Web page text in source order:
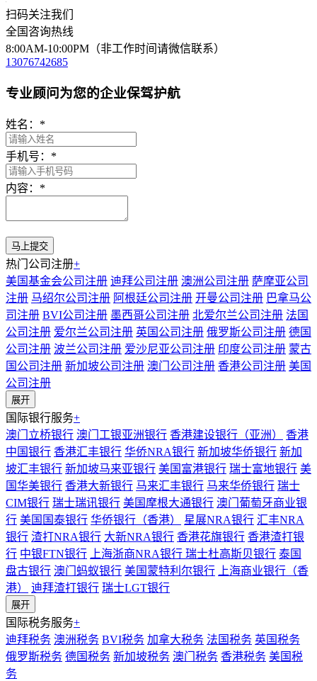
扫码关注我们
全国咨询热线
8:00AM-10:00PM（非工作时间请微信联系）
13076742685
专业顾问为您的企业保驾护航
姓名： *
手机号： *
内容： *
热门公司注册+
美国基金会公司注册 迪拜公司注册 澳洲公司注册 萨摩亚公司
注册 马绍尔公司注册 阿根廷公司注册 开曼公司注册 巴拿马公
司注册 BVI公司注册 墨西哥公司注册 北爱尔兰公司注册 法国
公司注册 爱尔兰公司注册 英国公司注册 俄罗斯公司注册 德国
公司注册 波兰公司注册 爱沙尼亚公司注册 印度公司注册 蒙古
国公司注册 新加坡公司注册 澳门公司注册 香港公司注册 美国
公司注册
展开
国际银行服务+
澳门立桥银行 澳门工银亚洲银行 香港建设银行（亚洲）
香港
中国银行 香港汇丰银行 华侨NRA银行 新加坡华侨银行 新加
坡汇丰银行 新加坡马来亚银行 美国富港银行 瑞士富地银行 美
国华美银行 香港大新银行 马来汇丰银行 马来华侨银行 瑞士
CIM银行 瑞士瑞讯银行 美国摩根大通银行 澳门葡萄牙商业银
行 美国国泰银行 华侨银行（香港） 星展NRA银行 汇丰NRA
银行 渣打NRA银行 大新NRA银行 香港花旗银行 香港渣打银
行 中银FTN银行 上海浙商NRA银行 瑞士杜高斯贝银行 泰国
盘古银行 澳门蚂蚁银行 美国蒙特利尔银行
上海商业银行（香
港）
迪拜渣打银行 瑞士LGT银行
展开
国际税务服务+
迪拜税务 澳洲税务 BVI税务 加拿大税务 法国税务 英国税务
俄罗斯税务 德国税务 新加坡税务 澳门税务 香港税务 美国税
务